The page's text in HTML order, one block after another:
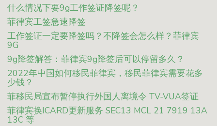
什么情况下要9g工作签证降签呢？
菲律宾工签急速降签
工作签证一定要降签吗？不降签会怎么样？菲律宾
9G
9g降签解答：菲律宾9g降签后可以停留多久？
2022年中国如何移民菲律宾，移民菲律宾需要花多
少钱？
菲移民局宣布暂停执行外国人离境令 TV-VUA签证
菲律宾换ICARD更新服务 SEC13 MCL 21 7919 13A
13C 等